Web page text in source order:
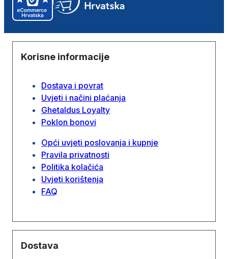
Korisne informacije
Dostava i povrat
Uvjeti i načini plaćanja
Ghetaldus Loyalty
Poklon bonovi
Opći uvjeti poslovanja i kupnje
Pravila privatnosti
Politika kolačića
Uvjeti korištenja
FAQ
Dostava